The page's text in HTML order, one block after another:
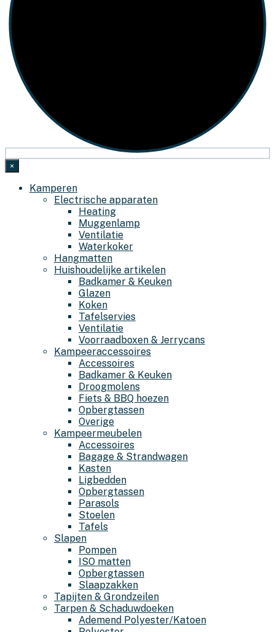
×
Kamperen
Electrische apparaten
Heating
Muggenlamp
Ventilatie
Waterkoker
Hangmatten
Huishoudelijke artikelen
Badkamer & Keuken
Glazen
Koken
Tafelservies
Ventilatie
Voorraadboxen & Jerrycans
Kampeeraccessoires
Accessoires
Badkamer & Keuken
Droogmolens
Fiets & BBQ hoezen
Opbergtassen
Overige
Kampeermeubelen
Accessoires
Bagage & Strandwagen
Kasten
Ligbedden
Opbergtassen
Parasols
Stoelen
Tafels
Slapen
Pompen
ISO matten
Opbergtassen
Slaapzakken
Tapijten & Grondzeilen
Tarpen & Schaduwdoeken
Ademend Polyester/Katoen